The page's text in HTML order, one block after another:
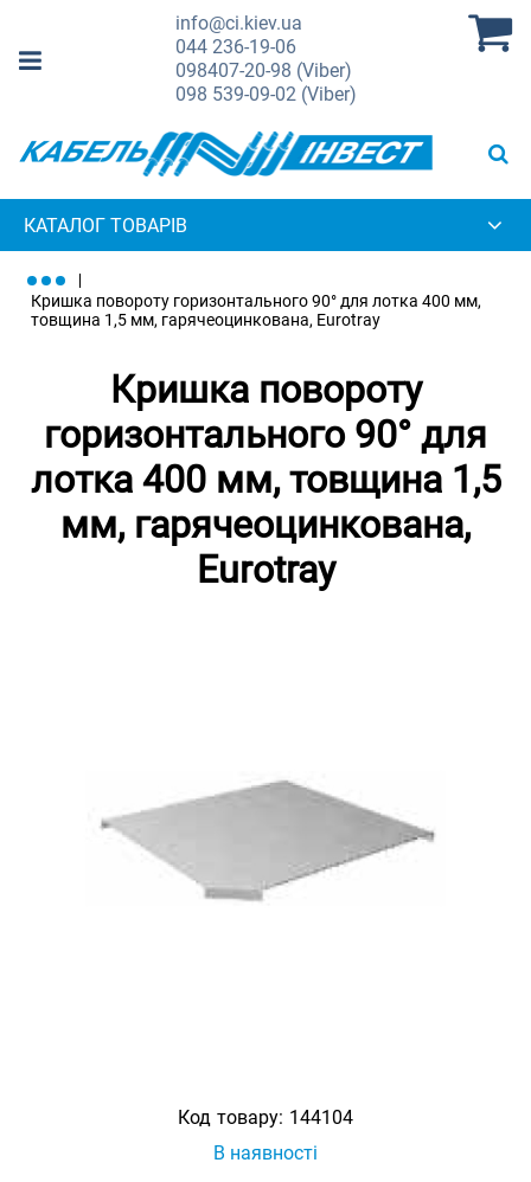
info@ci.kiev.ua
044236-19-06
098407-20-98 (Viber)
098 539-09-02 (Viber)
КАТАЛОГ ТОВАРІВ
Кришка повороту горизонтального 90° для лотка 400 мм,
товщина 1,5 мм, гарячеоцинкована, Eurotray
Кришка повороту
горизонтального 90° для
лотка 400 мм, товщина 1,5
мм, гарячеоцинкована,
Eurotray
Код товару: 144104
В наявності